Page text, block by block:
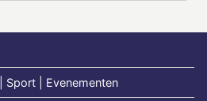
Sport | Evenementen